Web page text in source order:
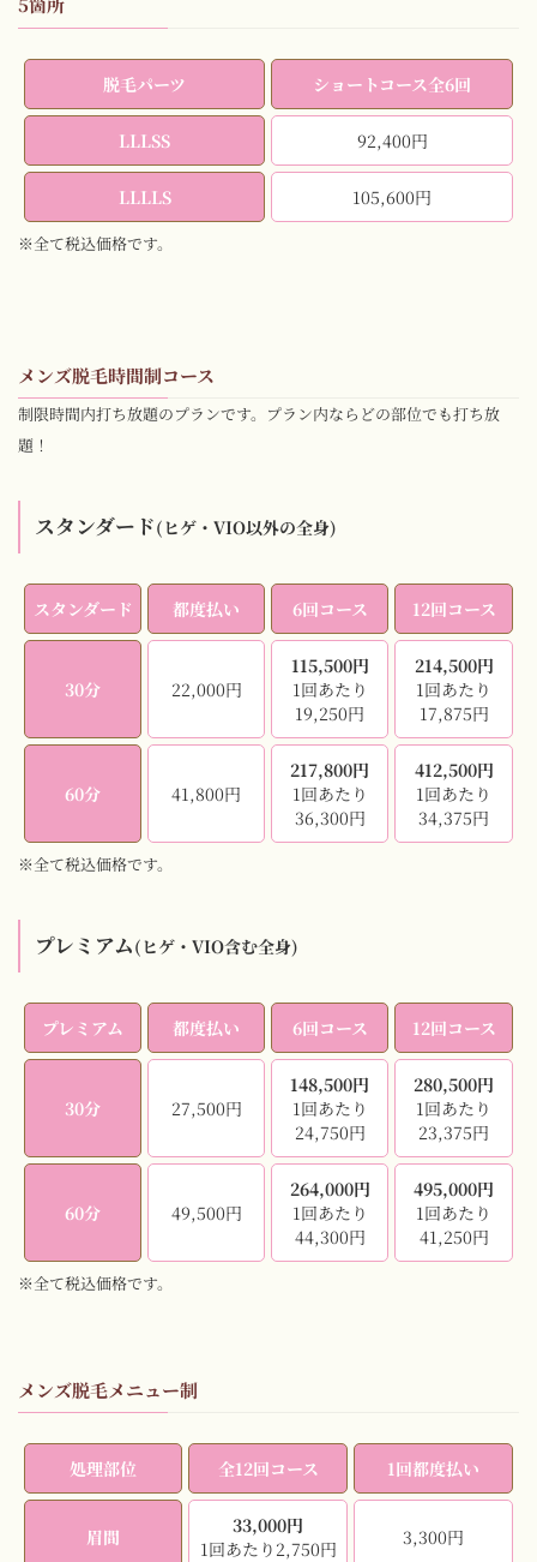
脱毛パーツ ショートコース全6回
LLLSS 92,400円
LLLLS 105,600円
※全て税込価格です。
メンズ脱毛時間制コース
制限時間内打ち放題のプランです。プラン内ならどの部位でも打ち放
題！
スタンダード(ヒゲ・VIO以外の全身)
スタンダード 都度払い 6回コース 12回コース
30分 22,000円
115,500円
1回あたり
19,250円
214,500円
1回あたり
17,875円
60分 41,800円
217,800円
1回あたり
36,300円
412,500円
1回あたり
34,375円
※全て税込価格です。
プレミアム(ヒゲ・VIO含む全身)
プレミアム 都度払い 6回コース 12回コース
30分 27,500円
148,500円
1回あたり
24,750円
280,500円
1回あたり
23,375円
60分 49,500円
264,000円
1回あたり
44,300円
495,000円
1回あたり
41,250円
※全て税込価格です。
メンズ脱毛メニュー制
処理部位 全12回コース 1回都度払い
眉間
33,000円
1回あたり2,750円
3,300円